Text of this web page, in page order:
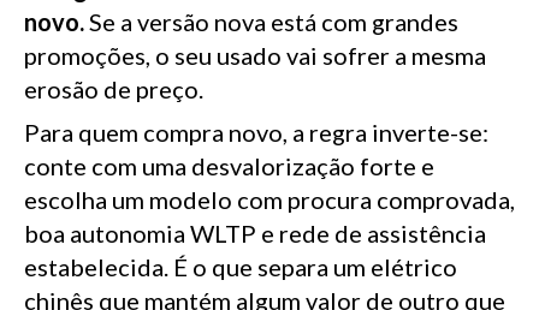
novo.Se a versão nova está com grandes
promoções, o seu usado vai sofrer a mesma
erosão de preço.
Para quem compra novo, a regra inverte-se:
conte com uma desvalorização forte e
escolha um modelo com procura comprovada,
boa autonomia WLTP e rede de assistência
estabelecida. É o que separa um elétrico
chinês que mantém algum valor de outro que